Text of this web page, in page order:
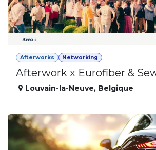
Afterworks Networking
Afterwork x Eurofiber &
Louvain-la-Neuve, Belgique